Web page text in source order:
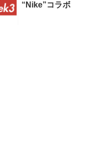
“Nike”コラボ